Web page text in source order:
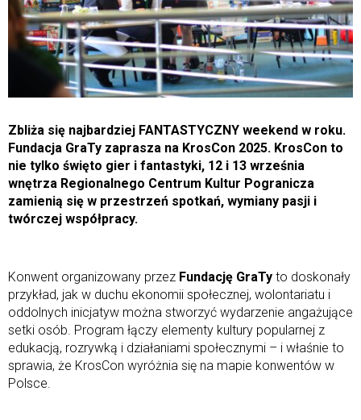
Zbliża się najbardziej FANTASTYCZNY weekend w roku.
Fundacja GraTy zaprasza na KrosCon 2025. KrosCon to
nie tylko święto gier i fantastyki, 12 i 13 września
wnętrza Regionalnego Centrum Kultur Pogranicza
zamienią się w przestrzeń spotkań, wymiany pasji i
twórczej współpracy.
Konwent organizowany przez Fundację GraTy to doskonały
przykład, jak w duchu ekonomii społecznej, wolontariatu i
oddolnych inicjatyw można stworzyć wydarzenie angażujące
setki osób. Program łączy elementy kultury popularnej z
edukacją, rozrywką i działaniami społecznymi – i właśnie to
sprawia, że KrosCon wyróżnia się na mapie konwentów w
Polsce.